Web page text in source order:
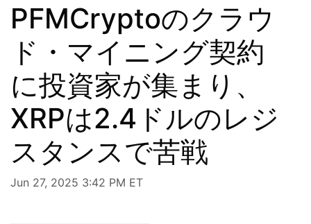
PFMCryptoのクラウ
ド・マイニング契約
に投資家が集まり、
XRPは2.4ドルのレジ
スタンスで苦戦
Jun 27, 2025 3:42 PM ET